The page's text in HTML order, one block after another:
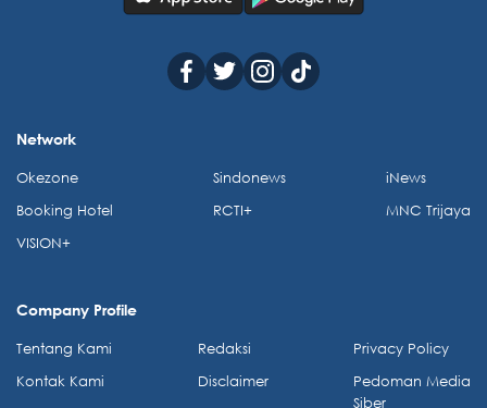
Network
Okezone
Booking Hotel
VISION+
Sindonews
RCTI+
iNews
MNC Trijaya
Company Profile
Tentang Kami
Kontak Kami
Redaksi
Disclaimer
Privacy Policy
Pedoman Media
Siber